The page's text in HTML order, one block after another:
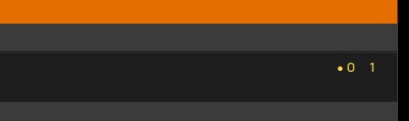
●
0
0
1
1